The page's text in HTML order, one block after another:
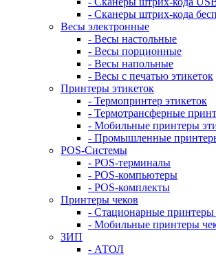
- Сканеры штрих-кода
Весы электронные
- Весы настольные
- Весы порционные
- Весы напольные
- Весы с печатью этикеток
Принтеры этикеток
- Термопринтер этикеток
- Термотрансферные
- Мобильные принтеры
- Промышленные
POS-Системы
- POS-терминалы
- POS-компьютеры
- POS-комплекты
Принтеры чеков
- Стационарные принтеры
- Мобильные принтеры
ЗИП
- АТОЛ